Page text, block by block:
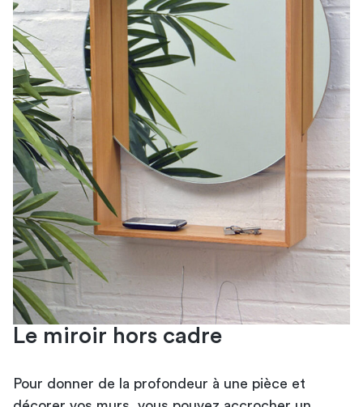
Le miroir hors cadre
Pour donner de la profondeur à une pièce et